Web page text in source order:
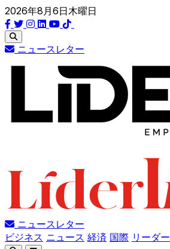
2026年8月6日木曜日
ニュースレター
ニュースレター
ビジネス ニュース 経済 国際 リーダー